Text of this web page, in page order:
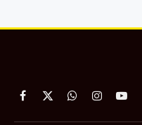
Facebook
X
WhatsApp
Instagram